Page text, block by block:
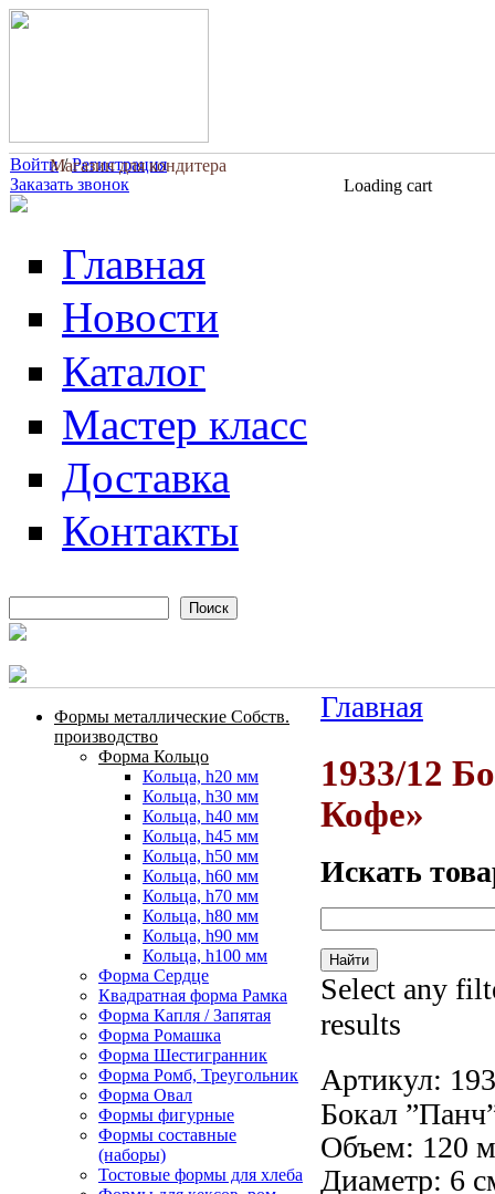
Перейти к основному содержанию
Магазин для кондитера
Войти/Регистрация
Заказать звонок
Loading cart
Главная
Новости
Каталог
Мастер класс
Доставка
Контакты
Форма поиска
Формы металлические Собств.
производство
Форма Кольцо
Кольца, h20 мм
Кольца, h30 мм
Кольца, h40 мм
Кольца, h45 мм
Кольца, h50 мм
Кольца, h60 мм
Кольца, h70 мм
Кольца, h80 мм
Кольца, h90 мм
Кольца, h100 мм
Форма Сердце
Квадратная форма Рамка
Форма Капля / Запятая
Форма Ромашка
Форма Шестигранник
Форма Ромб, Треугольник
Форма Овал
Формы фигурные
Формы составные
(наборы)
Тостовые формы для хлеба
Вы здесь
Главная
1933/12
Кофе»
Искать
Select any
results
Артикул:
Бокал
Объем: 120
Диаметр: 6